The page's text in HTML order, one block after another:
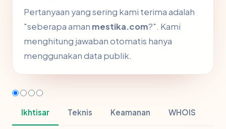
Pertanyaan yang sering kami terima adalah
"seberapa aman mestika.com?". Kami
menghitung jawaban otomatis hanya
menggunakan data publik.
Ikhtisar Teknis Keamanan WHOIS